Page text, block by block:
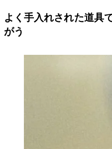
よく手入れされた道具
がう